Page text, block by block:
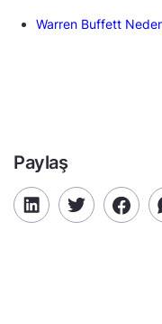
Warren Buffett Neden
Paylaş